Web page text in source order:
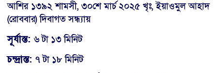
আশির ১৩৯২ শামসী, ৩০শে মার্চ ২০২৫ খৃঃ, ইয়াওমুল আহাদ
(রোববার) দিবাগত সন্ধ্যায়
সূর্যাস্ত: ৬ টা ১৩ মিনিট
চন্দ্রাস্ত: ৭ টা ১৮ মিনিট